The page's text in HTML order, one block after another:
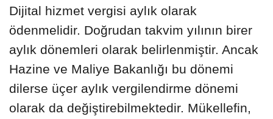
Dijital hizmet vergisi aylık olarak
ödenmelidir. Doğrudan takvim yılının birer
aylık dönemleri olarak belirlenmiştir. Ancak
Hazine ve Maliye Bakanlığı bu dönemi
dilerse üçer aylık vergilendirme dönemi
olarak da değiştirebilmektedir. Mükellefin,